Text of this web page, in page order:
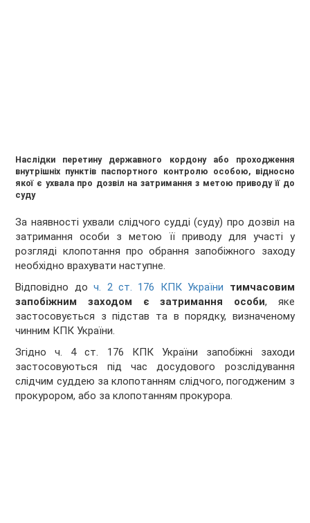
Наслідки перетину державного кордону або проходження
внутрішніх пунктів паспортного контролю особою, відносно
якої є ухвала про дозвіл на затримання з метою приводу її до
суду
За наявності ухвали слідчого судді (суду) про дозвіл на
затримання особи з метою її приводу для участі у
розгляді клопотання про обрання запобіжного заходу
необхідно врахувати наступне.
Відповідно доч. 2 ст. 176 КПК України
тимчасовим
запобіжним заходом є затримання особи, яке
застосовується з підстав та в порядку, визначеному
чинним КПК України.
Згідно ч. 4 ст. 176 КПК України запобіжні заходи
застосовуються під час досудового розслідування
слідчим суддею за клопотанням слідчого, погодженим з
прокурором, або за клопотанням прокурора.